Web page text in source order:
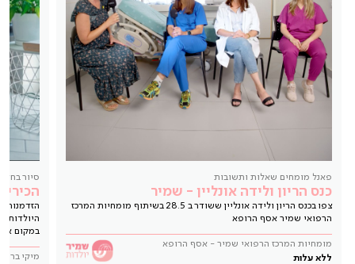
פאנל מומחים שאלות ותשובות
כנס הריון ולידה אונליין - שמיר
צפו בכנס הריון ולידה אונליין ששודר ב 28.5 בשיתוף מומחיות המרכז
הרפואי שמיר אסף הרופא
מומחיות המרכז הרפואי שמיר - אסף הרופא
ללא עלות
סיור
הזדמנות
היולדות
במקום
מיקי